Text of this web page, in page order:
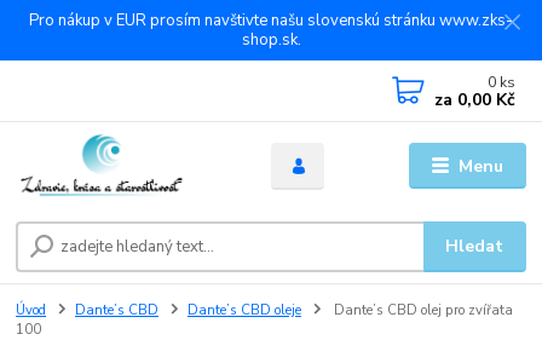
Pro nákup v EUR prosím navštivte našu slovenskú stránku www.zks-
shop.sk.
Menu
Hledat
0 ks
za 0,00 Kč
Úvod Dante’s CBD Dante’s CBD oleje
Dante’s CBD olej pro zvířata
100